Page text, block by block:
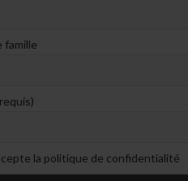
famille
la politique de confidentialité